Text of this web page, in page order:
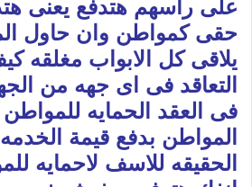
على رأسهم هتدفع يعنى
حقى كمواطن وان حاول
يلاقى كل الابواب مغلقه
التعاقد فى اى جهه من
فى العقد الحمايه للمواطن
المواطن بدفع قيمة
الحقيقه للاسف لاحمايه